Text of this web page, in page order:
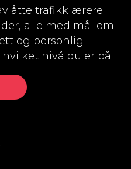
åtte trafikklærere
alle med mål om
og personlig
nivå du er på.